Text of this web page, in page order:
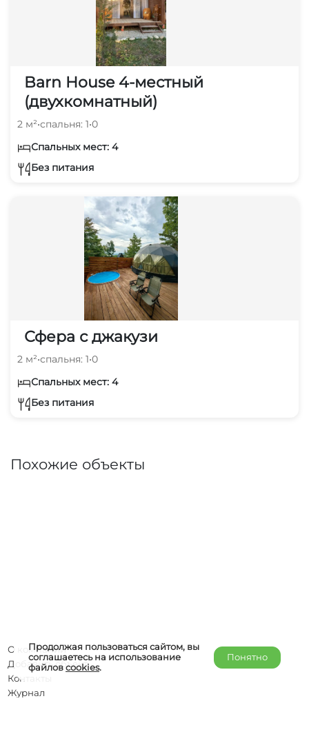
Barn House 4-местный
(двухкомнатный)
2 м²•спальня: 1•0
Спальных мест: 4
Без питания
Сфера с джакузи
2 м²•спальня: 1•0
Спальных мест: 4
Без питания
Похожие объекты
Продолжая пользоваться сайтом, вы
соглашаетесь на использование
файловcookies.
Понятно
О компании
Добавить объект
Контакты
Журнал